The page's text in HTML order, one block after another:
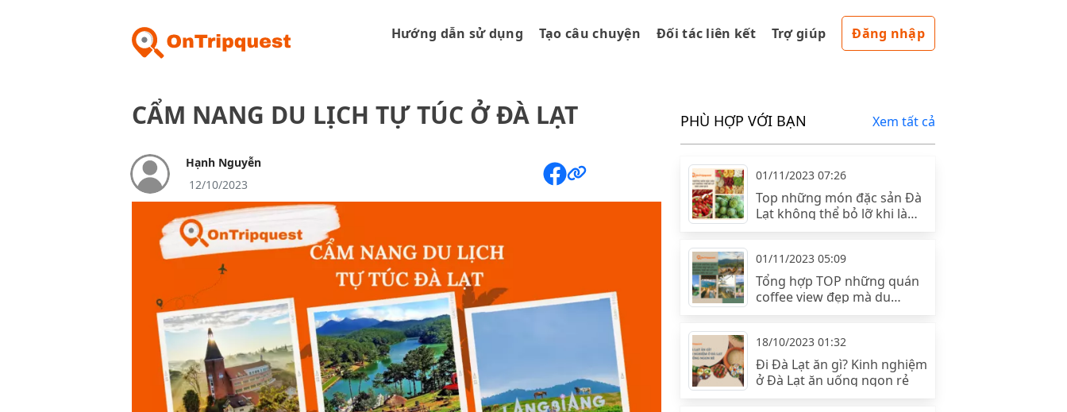
Hướng dẫn sử dụng Tạo câu chuyện Đối tác liên kết Trợ giúp Đăng nhập
CẨM NANG DU LỊCH TỰ TÚC Ở ĐÀ LẠT
Hạnh Nguyễn
12/10/2023
PHÙ HỢP VỚI BẠN Xem tất cả
01/11/2023 07:26
Top những món đặc sản Đà
Lạt không thể bỏ lỡ khi làm
quà
01/11/2023 05:09
Tổng hợp TOP những quán
coffee view đẹp mà du
khách không thể bỏ lỡ khi
18/10/2023 01:32
Đi Đà Lạt ăn gì? Kinh nghiệm
ở Đà Lạt ăn uống ngon rẻ